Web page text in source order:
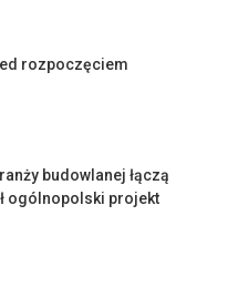
rozpoczęciem
budowlanej łączą
ogólnopolski projekt